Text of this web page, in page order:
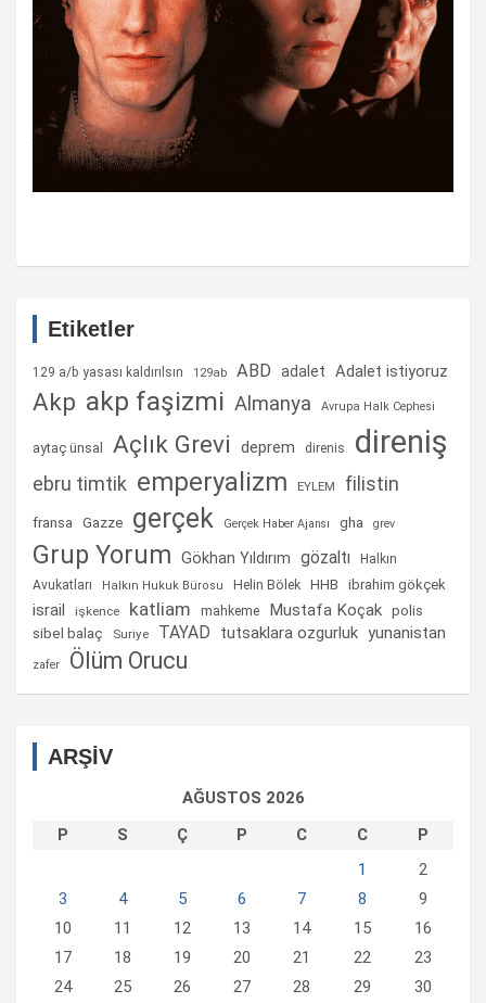
Etiketler
129 a/b yasası kaldırılsın 129ab ABD adalet Adalet istiyoruz
Akp akp faşizmi Almanya Avrupa Halk Cephesi
aytaç ünsal Açlık Grevi deprem direnis direniş
ebru timtik emperyalizm EYLEM filistin
fransa Gazze gerçek Gerçek Haber Ajansı gha grev
Grup Yorum Gökhan Yıldırım gözaltı
Halkın
Avukatları
Halkın Hukuk Bürosu Helin Bölek HHB ibrahim gökçek
israil işkence katliam mahkeme Mustafa Koçak polis
sibel balaç Suriye TAYAD tutsaklara ozgurluk yunanistan
zafer Ölüm Orucu
ARŞİV
AĞUSTOS 2026
P
S Ç P C C
P
1
2
3
4 5 6 7 8
9
10
11 12 13 14 15
16
17
18 19 20 21 22
23
24
25 26 27 28 29
30